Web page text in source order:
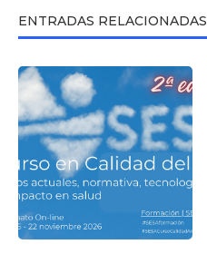
ENTRADAS RELACIONADAS